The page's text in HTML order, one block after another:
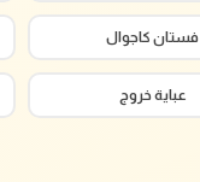
فستان كاجوال
عباية خروج